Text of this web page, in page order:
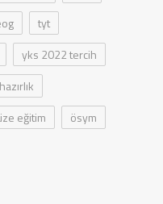
tyt
yks 2022 tercih
eğitim
ösym